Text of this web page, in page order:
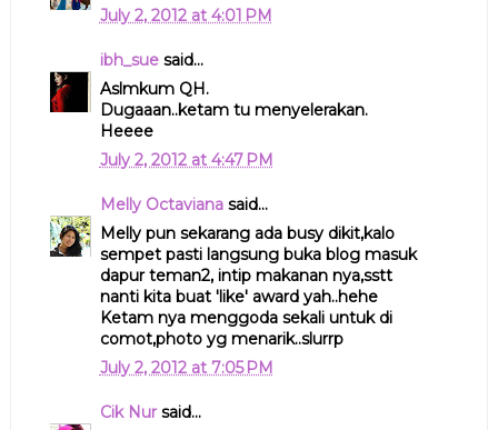
July 2, 2012 at 4:01 PM
ibh_suesaid...
Aslmkum QH.
Dugaaan..ketam tu menyelerakan.
Heeee
July 2, 2012 at 4:47 PM
Melly Octavianasaid...
Melly pun sekarang ada busy dikit,kalo
sempet pasti langsung buka blog masuk
dapur teman2, intip makanan nya,sstt
nanti kita buat 'like' award yah..hehe
Ketam nya menggoda sekali untuk di
comot,photo yg menarik..slurrp
July 2, 2012 at 7:05 PM
Cik Nursaid...